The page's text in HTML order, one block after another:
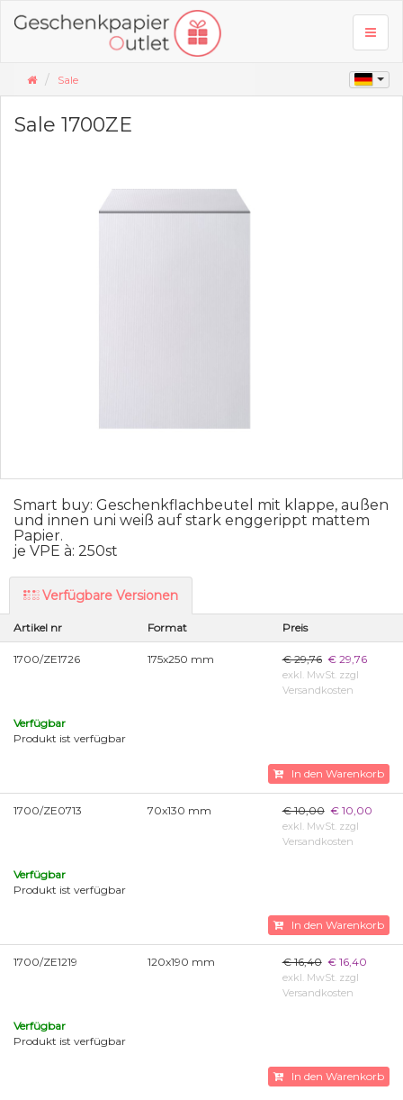
Sale
Sale 1700ZE
Smart buy: Geschenkflachbeutel mit klappe, außen
und innen uni weiß auf stark enggerippt mattem
Papier.
je VPE à: 250st
Verfügbare Versionen
Artikel nr Format Preis
1700/ZE1726 175x250 mm € 29,76 € 29,76
exkl. MwSt. zzgl
Versandkosten
Verfügbar
Produkt ist verfügbar
In den Warenkorb
1700/ZE0713 70x130 mm € 10,00 € 10,00
exkl. MwSt. zzgl
Versandkosten
Verfügbar
Produkt ist verfügbar
In den Warenkorb
1700/ZE1219 120x190 mm € 16,40 € 16,40
exkl. MwSt. zzgl
Versandkosten
Verfügbar
Produkt ist verfügbar
In den Warenkorb